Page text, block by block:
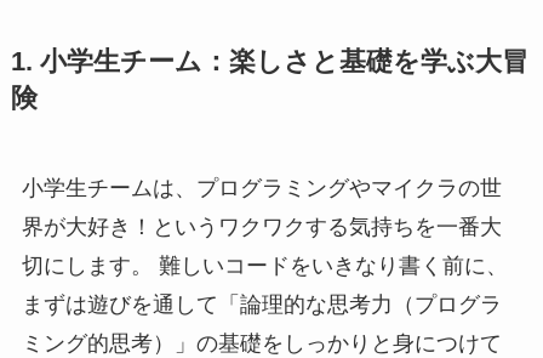
1. 小学生チーム：楽しさと基礎を学ぶ大冒
険
小学生チームは、プログラミングやマイクラの世
界が大好き！というワクワクする気持ちを一番大
切にします。 難しいコードをいきなり書く前に、
まずは遊びを通して「論理的な思考力（プログラ
ミング的思考）」の基礎をしっかりと身につけて